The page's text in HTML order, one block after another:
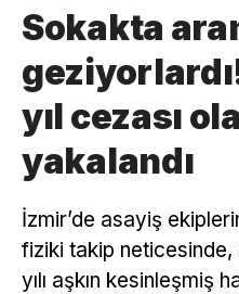
Sokakta
yıl cezası
yakalandı
İzmir’de asayiş
fiziki takip neticesinde,
yılı aşkın kesinleşmiş